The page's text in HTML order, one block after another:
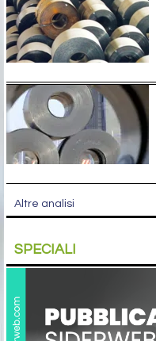
Altre analisi
SPECIALI